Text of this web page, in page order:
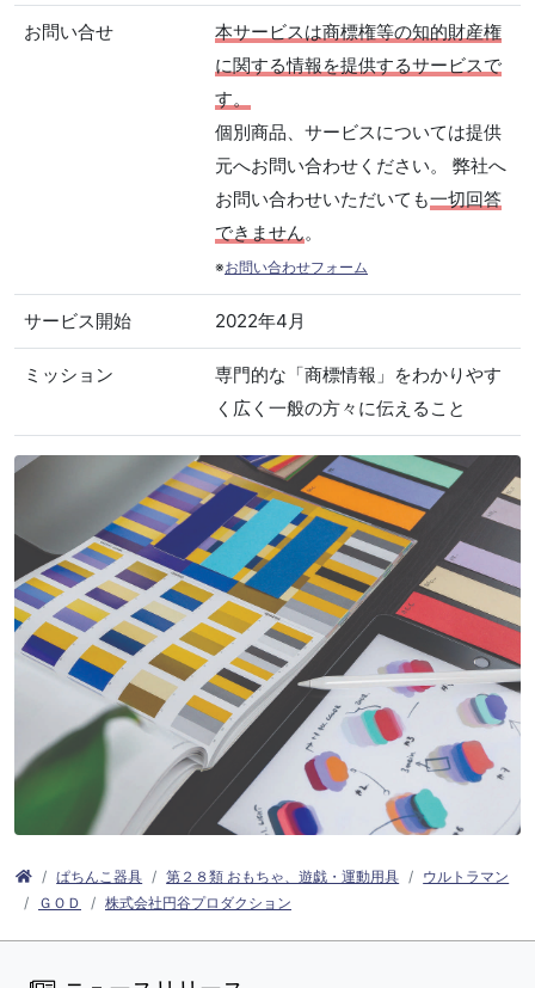
お問い合せ
本サービスは商標権等の知的財産権
に関する情報を提供するサービスで
す。
個別商品、サービスについては提供
元へお問い合わせください。 弊社へ
お問い合わせいただいても一切回答
できません。
※お問い合わせフォーム
サービス開始 2022年4月
ミッション
専門的な「商標情報」をわかりやす
く広く一般の方々に伝えること
ぱちんこ器具 第２８類 おもちゃ、遊戯・運動用具
ウルトラマン
ＧＯＤ
株式会社円谷プロダクション